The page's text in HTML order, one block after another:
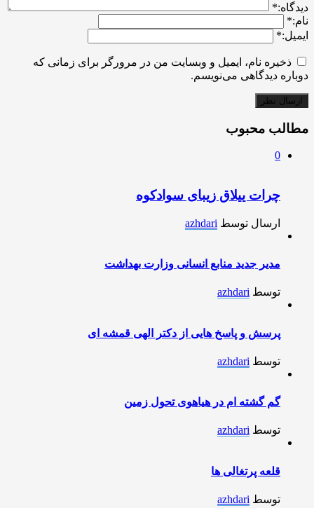
ديدگاه:*
نام:*
ایمیل:*
ذخیره نام، ایمیل و وبسایت من در مرورگر برای زمانی که
دوباره دیدگاهی می‌نویسم.
مطالب محبوب
0
چرات ییلاق زیبای سوادکوه
ارسال توسط azhdari
مدیر جدید منابع انسانی وزارت بهداشت
توسط azhdari
پرسش و پاسخ هایی از دکتر الهی قمشه ای
توسط azhdari
گم گشته ام در هیاهوی تحول زمین
توسط azhdari
قلعه پرتغالی ها
توسط azhdari